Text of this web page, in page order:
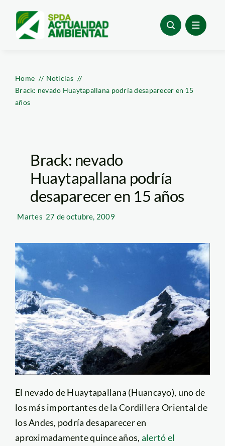
content
Home
Noticias
Brack: nevado Huaytapallana podría desaparecer en 15
años
Brack: nevado
Huaytapallana podría
desaparecer en 15 años
Martes 27 de octubre, 2009
El nevado de Huaytapallana (Huancayo), uno de
los más importantes de la Cordillera Oriental de
los Andes, podría desaparecer en
aproximadamente quince años, alertó el